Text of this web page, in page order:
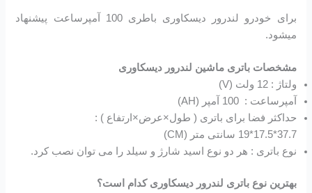
برای خودرو لندرور دیسکاوری باطری 100 آمپرساعت پیشنهاد
میشود.
مشخصات باتری ماشین لندرور دیسکاوری
ولتاژ : 12 ولت (V)
آمپرساعت : 100 آمپر (AH)
حداکثر فضا برای باتری ( طول×عرض×ارتفاع ) :
37.7*17.5*19 سانتی متر (CM)
نوع باتری : هر دو نوع اسید شارژ و سیلد را می توان نصب کرد.
بهترین نوع باتری لندرور دیسکاوری کدام است؟